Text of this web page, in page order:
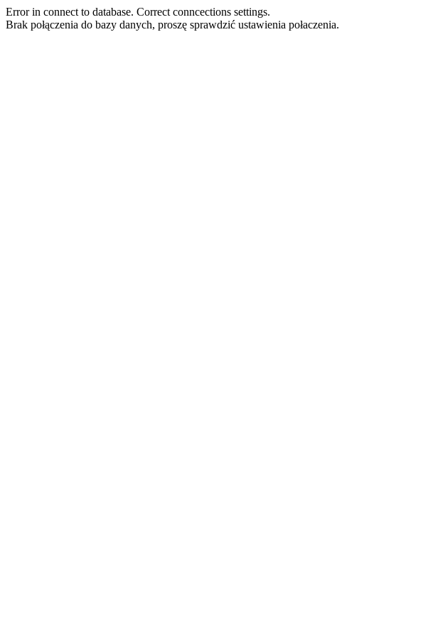
Error in connect to database. Correct conncections settings.
Brak połączenia do bazy danych, proszę sprawdzić ustawienia połaczenia.